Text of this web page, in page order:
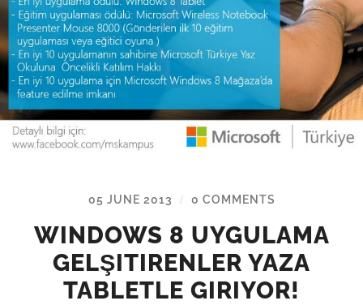
05 JUNE 2013 / 0 COMMENTS
WINDOWS 8 UYGULAMA
GELŞITIRENLER YAZA
TABLETLE GIRIYOR!